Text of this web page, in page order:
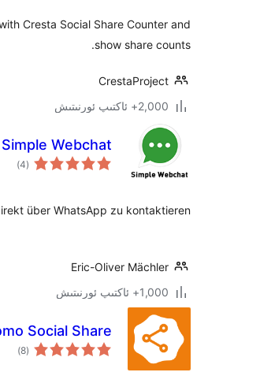
Cresta Social Share Counter and
show share counts.
CrestaProject
2,000+ ئاكتىپ ئورنىتىش
Simple Webchat
(4 دەرىجە
)
über WhatsApp zu kontaktieren.
Eric-Oliver Mächler
1,000+ ئاكتىپ ئورنىتىش
Social Share
(8 دەرىجە
)